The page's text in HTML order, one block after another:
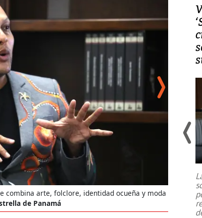
combina arte, folclore, identidad ocueña y moda
de Panamá
Sus
agua
deja heridos y graves
daños en Kumamoto
Un fuerte terremoto de magnitud
7,1 se registró este martes 28 de
julio en la prefectura de Kumamoto,
al sur de Japón, provocando una
emergencia de gran...